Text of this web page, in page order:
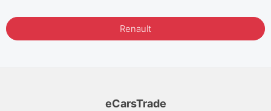
Renault
eCarsTrade